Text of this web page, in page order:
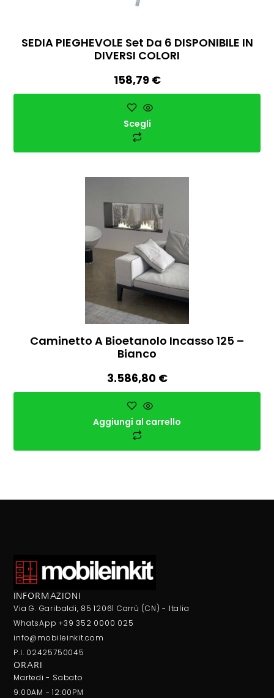
SEDIA PIEGHEVOLE Set Da 6 DISPONIBILE IN
DIVERSI COLORI
158,79 €
Scegli
Caminetto A Bioetanolo Incasso 125 –
Bianco
3.586,80 €
Aggiungi al carrello
INFORMAZIONI
Via G. Garibaldi, 85 12061 Carrù (CN) - Italia
WhatsApp +39 352 0000 025
info@mobileinkit.com
P.I. 02425750045
ORARI
Martedi - Sabato
9:00AM - 12:00PM